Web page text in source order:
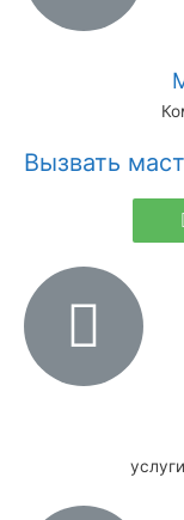
Вызвать